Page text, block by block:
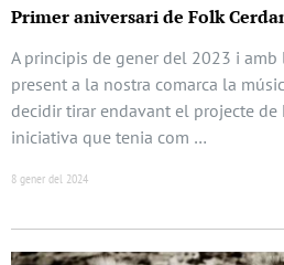
Primer aniversari de Folk
A principis de gener del 2023 i
present a la nostra comarca la
decidir tirar endavant el projecte de
iniciativa que tenia com …
8 gener del 2024